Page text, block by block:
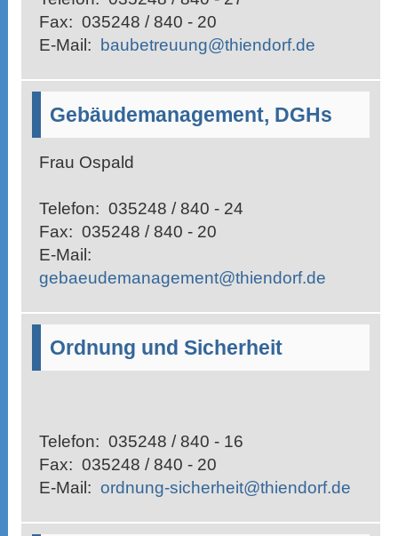
Fax: 035248 / 840 - 20
E-Mail: baubetreuung@thiendorf.de
Gebäudemanagement, DGHs
Frau Ospald
Telefon: 035248 / 840 - 24
Fax: 035248 / 840 - 20
E-Mail:
gebaeudemanagement@thiendorf.de
Ordnung und Sicherheit
Telefon: 035248 / 840 - 16
Fax: 035248 / 840 - 20
E-Mail: ordnung-sicherheit@thiendorf.de